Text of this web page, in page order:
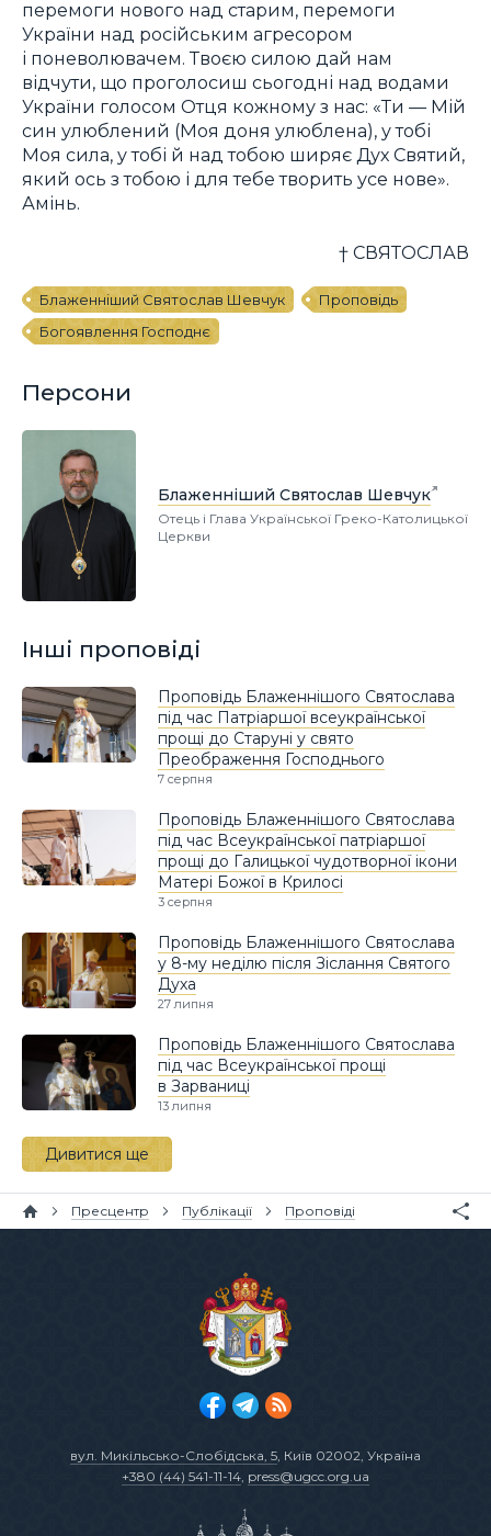
перемоги нового над старим, перемоги
України над російським агресором
і поневолювачем. Твоєю силою дай нам
відчути, що проголосиш сьогодні над водами
України голосом Отця кожному з нас: «Ти — Мій
син улюблений (Моя доня улюблена), у тобі
Моя сила, у тобі й над тобою ширяє Дух Святий,
який ось з тобою і для тебе творить усе нове».
Амінь.
† СВЯТОСЛАВ
Блаженніший Святослав Шевчук
Проповідь
Богоявлення Господнє
Персони
Блаженніший Святослав Шевчук
Отець і Глава Української Греко-Католицької
Церкви
Інші проповіді
Проповідь Блаженнішого Святослава
під час Патріаршої всеукраїнської
прощі до Старуні у свято
Преображення Господнього
7 серпня
Проповідь Блаженнішого Святослава
під час Всеукраїнської патріаршої
прощі до Галицької чудотворної ікони
Матері Божої в Крилосі
3 серпня
Проповідь Блаженнішого Святослава
у 8-му неділю після Зіслання Святого
Духа
27 липня
Проповідь Блаженнішого Святослава
під час Всеукраїнської прощі
в Зарваниці
13 липня
Дивитися ще
Пресцентр Публікації Проповіді
вул. Микільсько-Слобідська, 5, Київ 02002, Україна
+380 (44) 541-11-14, press@ugcc.org.ua